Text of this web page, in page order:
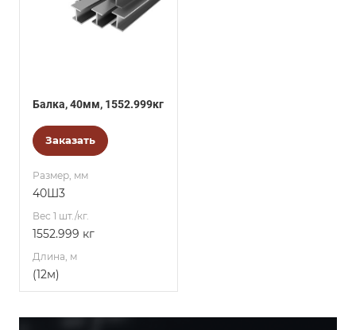
Балка, 40мм, 1552.999кг
Заказать
Размер, мм
40Ш3
Вес 1 шт./кг.
1552.999 кг
Длина, м
(12м)